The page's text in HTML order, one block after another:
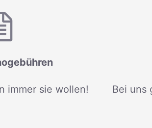
immer sie wollen! Bei uns